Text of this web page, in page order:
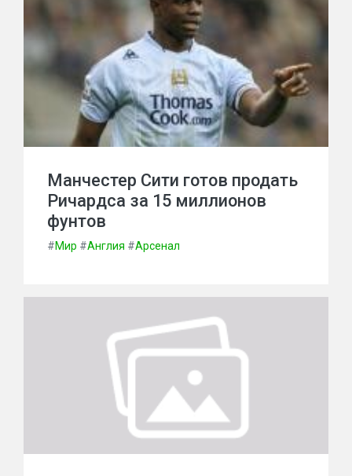
Манчестер Сити готов продать
Ричардса за 15 миллионов
фунтов
#Мир #Англия #Арсенал